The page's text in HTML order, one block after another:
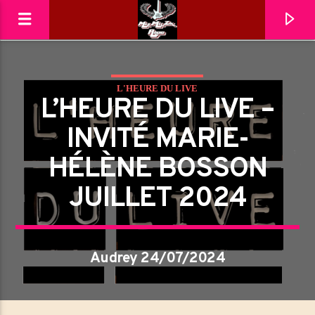
MéliMelZikRadio
En ce moment
L'HEURE DU LIVE
L’HEURE DU LIVE –
INVITÉ MARIE-
HÉLÈNE BOSSON
JUILLET 2024
Audrey 24/07/2024